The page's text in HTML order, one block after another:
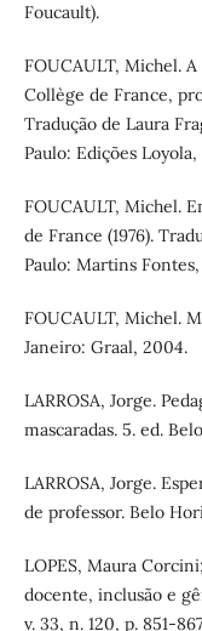
Foucault).
FOUCAULT, Michel.
Collège de France,
Tradução de Laura
Paulo: Edições Loyola,
FOUCAULT, Michel.
de France (1976).
Paulo: Martins
FOUCAULT, Michel.
Janeiro: Graal, 2004.
LARROSA, Jorge.
mascaradas. 5. ed.
LARROSA, Jorge.
de professor. Belo
LOPES, Maura
docente, inclusão e
v. 33, n. 120, p. 851-